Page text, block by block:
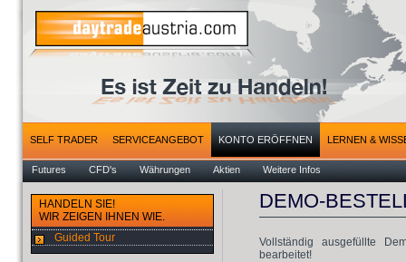
SELF TRADER SERVICEANGEBOT KONTO ERÖFFNEN LERNEN &
Futures CFD's Währungen Aktien Weitere Infos
HANDELN SIE!
WIR ZEIGEN IHNEN WIE.
Guided Tour
DEMO-
Vollständig ausgefüllte
bearbeitet!